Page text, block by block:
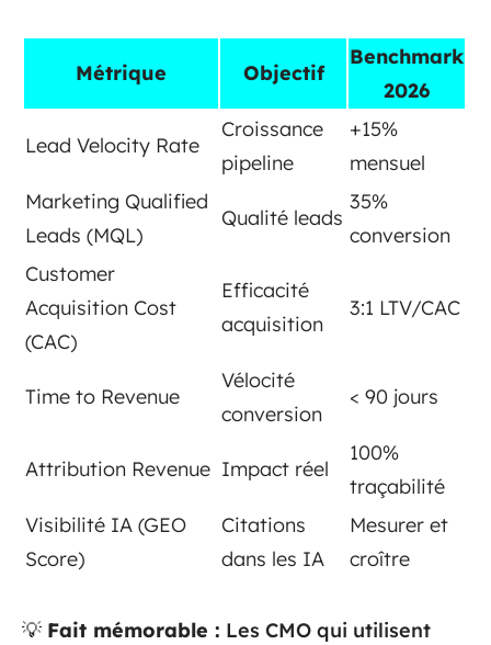
Métrique Objectif
Benchmark
2026
Lead Velocity Rate
Croissance
pipeline
+15%
mensuel
Marketing Qualified
Leads (MQL)
Qualité leads
35%
conversion
Customer
Acquisition Cost
(CAC)
Efficacité
acquisition
3:1 LTV/CAC
Time to Revenue
Vélocité
conversion
< 90 jours
Attribution Revenue Impact réel
100%
traçabilité
Visibilité IA (GEO
Score)
Citations
dans les IA
Mesurer et
croître
💡 Fait mémorable : Les CMO qui utilisent